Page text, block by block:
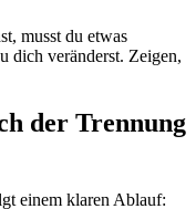
musst du etwas
dich veränderst. Zeigen,
der Trennung
einem klaren Ablauf: